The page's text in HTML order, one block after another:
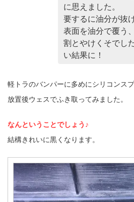
に思えました。
要するに油分が抜
表面を油分で覆う
割とやけくそでし
い結果に！
軽トラのバンパーに多めにシリコンス
放置後ウェスでふき取ってみました。
なんということでしょう♪
結構きれいに黒くなります。